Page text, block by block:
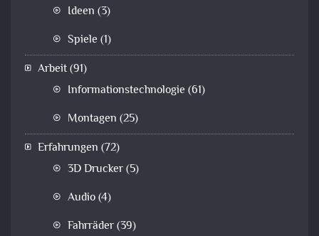
Ideen (3)
Spiele (1)
Arbeit(91)
Informationstechnologie (61)
Montagen (25)
Erfahrungen (72)
3D Drucker(5)
Audio(4)
Fahrräder(39)